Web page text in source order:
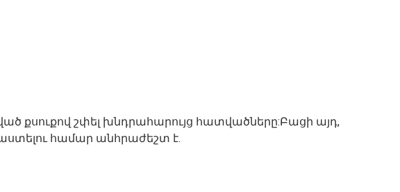
քսուքով շփել խնդրահարույց հատվածները:Բացի այդ,
համար անհրաժեշտ է.